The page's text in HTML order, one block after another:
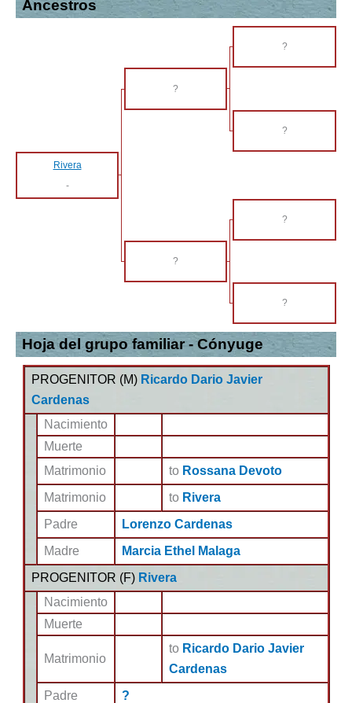
Ancestros
?
?
?
Rivera
-
?
?
?
Hoja del grupo familiar - Cónyuge
PROGENITOR (M) Ricardo Dario Javier
Cardenas
Nacimiento
Muerte
Matrimonio
to Rossana Devoto
Matrimonio
to Rivera
Padre
Lorenzo Cardenas
Madre
Marcia Ethel Malaga
PROGENITOR (F) Rivera
Nacimiento
Muerte
Matrimonio
to Ricardo Dario Javier
Cardenas
Padre
?